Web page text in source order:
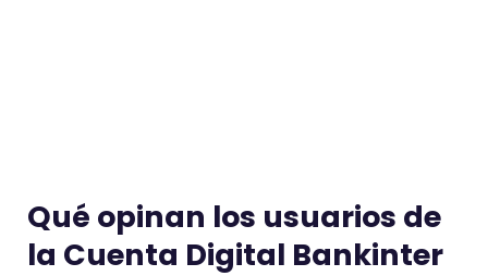
Qué opinan los usuarios de
la Cuenta Digital Bankinter